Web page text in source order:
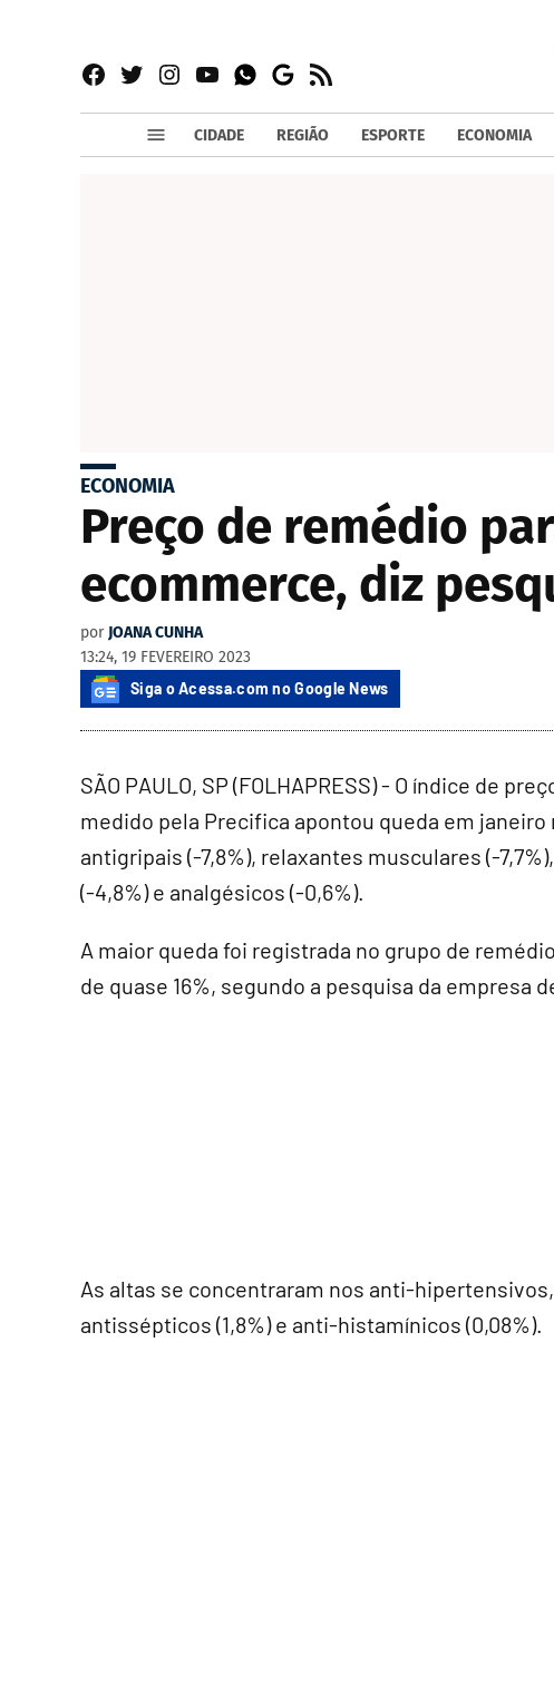
Facebook
TwitterInstagram
YouTubeWhatsapp
Google
News
RSS
CIDADE REGIÃO ESPORTE ECONOMIA
ECONOMIA
Preço de remédio
ecommerce, diz
por JOANA CUNHA
13:24, 19 FEVEREIRO 2023
Siga o Acessa.com no Google News
SÃO PAULO, SP (FOLHAPRESS) - O índice de
medido pela Precifica apontou queda em
antigripais (-7,8%), relaxantes musculares (-
(-4,8%) e analgésicos (-0,6%).
A maior queda foi registrada no grupo de
de quase 16%, segundo a pesquisa da empresa
As altas se concentraram nos anti-
antissépticos (1,8%) e anti-histamínicos (0,08%).